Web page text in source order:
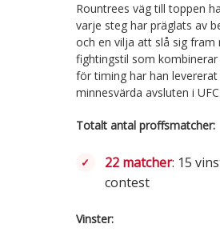
Rountrees väg till toppen
varje steg har präglats av
och en vilja att slå sig fram
fightingstil som
för timing har han
minnesvärda avsluten i
Totalt antal proffsmatcher:
22 matcher: 15
contest
Vinster: